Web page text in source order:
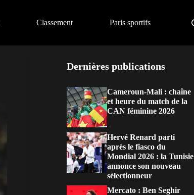
Classement Paris sportifs
Dernières publications
Cameroun-Mali : chaîne
et heure du match de la
CAN féminine 2026
Hervé Renard parti
après le fiasco du
Mondial 2026 : la Tunisie
annonce son nouveau
sélectionneur
Mercato : Ben Seghir